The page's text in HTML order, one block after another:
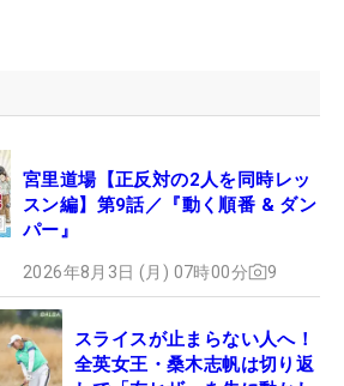
宮里道場【正反対の2人を同時レッ
スン編】第9話／『動く順番 & ダン
パー』
2026年8月3日 (月) 07時00分 9
スライスが止まらない人へ！
全英女王・桑木志帆は切り返